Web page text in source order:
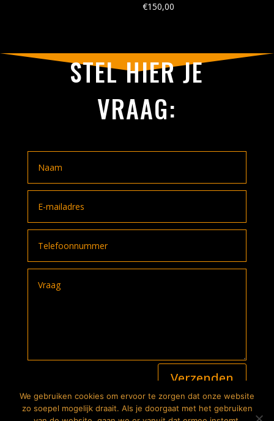
€150,00
STEL HIER JE
VRAAG:
Verzenden
t
e
2026© The Bike Store. Alle rechten voorbehouden |
Privacyverklaring| Website:Lutim Creatief Mediabureau
We gebruiken cookies om ervoor te zorgen dat onze website
zo soepel mogelijk draait. Als je doorgaat met het gebruiken